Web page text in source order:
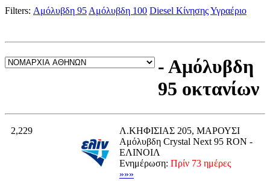
Filters: Αμόλυβδη 95 Αμόλυβδη 100 Diesel ΚίνησηςΥγραέριο
- Αμόλυβδη
95 οκτανίων
2,229
Λ.ΚΗΦΙΣΙΑΣ 205, ΜΑΡΟΥΣΙ
Αμόλυβδη Crystal Next 95 RON -
ΕΛΙΝΟΙΛ
Ενημέρωση: Πρίν 73 ημέρες
»»»